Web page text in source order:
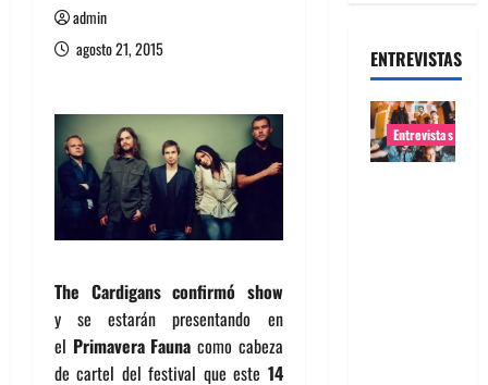
admin
agosto 21, 2015
The Cardigans confirmó show
y
se estarán presentando en
el Primavera Fauna como cabeza
de cartel del festival que este 14
ENTREVISTAS
Entrevistas